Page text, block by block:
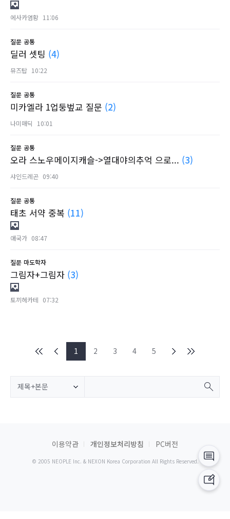
에사카염황 11:06
질문 공통
딜러 셋팅 (4)
뮤즈탑 10:22
질문 공통
미카엘라 1업둥벞교 질문 (2)
나미매딕 10:01
질문 공통
오라 스노우메이지캐슬->열대야의추억 으로... (3)
샤인드레곤 09:40
질문 공통
태초 서약 중복 (11)
애국가 08:47
질문 마도학자
그림자+그림자 (3)
토끼헤카테 07:32
1 2 3 4 5
제목+본문
이용약관 개인정보처리방침 PC버전
© 2005 NEOPLE Inc. & NEXON Korea Corporation All Rights Reserved.